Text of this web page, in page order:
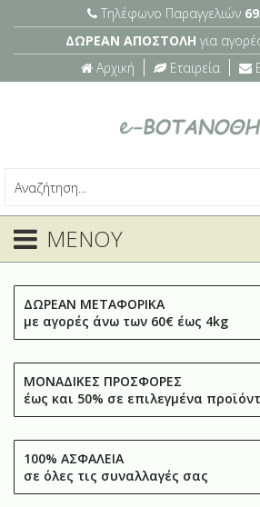
Τηλέφωνο Παραγγελιών
ΔΩΡΕΑΝ ΑΠΟΣΤΟΛΗ για
Αρχική
Εταιρεία
ΜΕΝΟΥ
ΔΩΡΕΑΝ ΜΕΤΑΦΟΡΙΚΑ
με αγορές άνω των 60€ έως 4kg
ΜΟΝΑΔΙΚΕΣ ΠΡΟΣΦΟΡΕΣ
έως και 50% σε επιλεγμένα
100% ΑΣΦΑΛΕΙΑ
σε όλες τις συναλλαγές σας